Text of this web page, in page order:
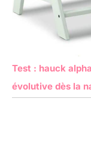
Test : hauck
évolutive dès la